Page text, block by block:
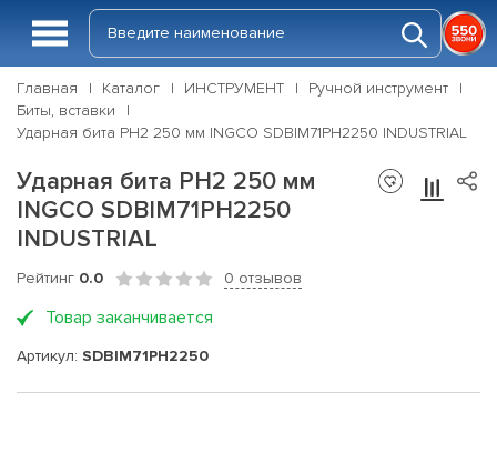
Главная Каталог ИНСТРУМЕНТ
Ручной инструмент
Биты, вставки
Ударная бита PH2 250 мм INGCO SDBIM71PH2250 INDUSTRIAL
Ударная бита PH2 250 мм
INGCO SDBIM71PH2250
INDUSTRIAL
Рейтинг 0.0 0 отзывов
Товар заканчивается
Артикул: SDBIM71PH2250